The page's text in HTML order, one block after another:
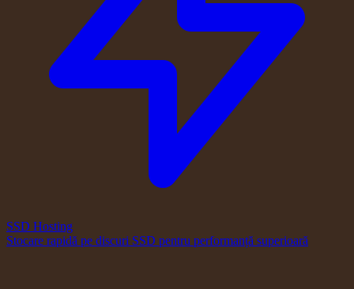
SSD Hosting
Stocare rapidă pe discuri SSD pentru performanță superioară